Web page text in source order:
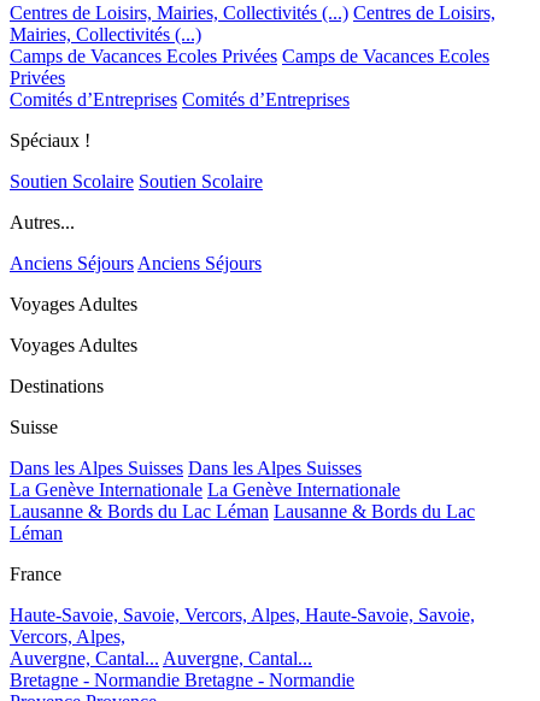
Centres de Loisirs, Mairies, Collectivités (...) Centres de Loisirs,
Mairies, Collectivités (...)
Camps de Vacances Ecoles Privées Camps de Vacances Ecoles
Privées
Comités d’Entreprises Comités d’Entreprises
Spéciaux !
Soutien Scolaire Soutien Scolaire
Autres...
Anciens Séjours Anciens Séjours
Voyages Adultes
Voyages Adultes
Destinations
Suisse
Dans les Alpes Suisses Dans les Alpes Suisses
La Genève Internationale La Genève Internationale
Lausanne & Bords du Lac Léman Lausanne & Bords du Lac
Léman
France
Haute-Savoie, Savoie, Vercors, Alpes, Haute-Savoie, Savoie,
Vercors, Alpes,
Auvergne, Cantal... Auvergne, Cantal...
Bretagne - Normandie Bretagne - Normandie